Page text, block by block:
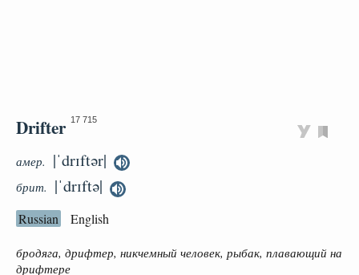
Drifter 17 715
амер. |ˈdrɪftər|
брит. |ˈdrɪftə|
Russian English
бродяга, дрифтер, никчемный человек, рыбак, плавающий на
дрифтере